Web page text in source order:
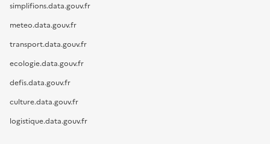
simplifions.data.gouv.fr
meteo.data.gouv.fr
transport.data.gouv.fr
ecologie.data.gouv.fr
defis.data.gouv.fr
culture.data.gouv.fr
logistique.data.gouv.fr